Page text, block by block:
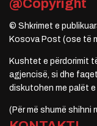
@Copyright
© Shkrimet e
Kosova Post (ose të
Kushtet e përdorimit
agjencisë, si dhe
diskutohen me palët e
(Për më shumë shihni